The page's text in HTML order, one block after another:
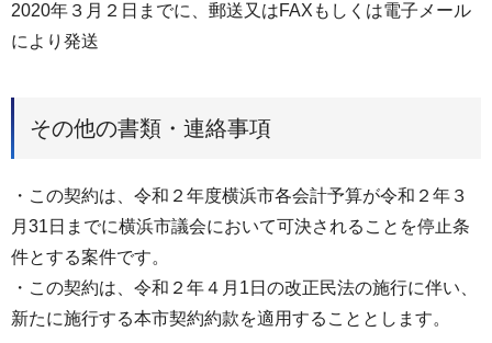
2020年３月２日までに、郵送又はFAXもしくは電子メール
により発送
その他の書類・連絡事項
・この契約は、令和２年度横浜市各会計予算が令和２年３
月31日までに横浜市議会において可決されることを停止条
件とする案件です。
・この契約は、令和２年４月1日の改正民法の施行に伴い、
新たに施行する本市契約約款を適用することとします。